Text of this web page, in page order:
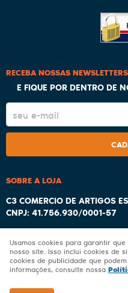
RECEBA NOSSAS NEWSLETTERS
E FIQUE POR DENTRO DE
SOBRE A LOJA
C3 COMERCIO DE ARTIGOS
CNPJ: 41.756.930/0001-57
LOJA VIRTUAL CRIADA
Usamos cookies para garantir
nosso site. Isso inclui cookies de
cookies de publicidade que
informações, consulte nossa